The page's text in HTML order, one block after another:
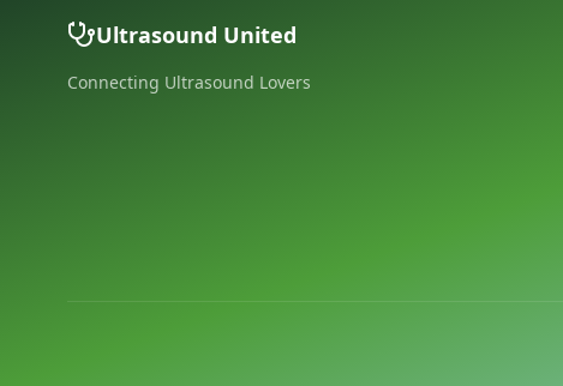
Ultrasound United
Connecting Ultrasound Lovers